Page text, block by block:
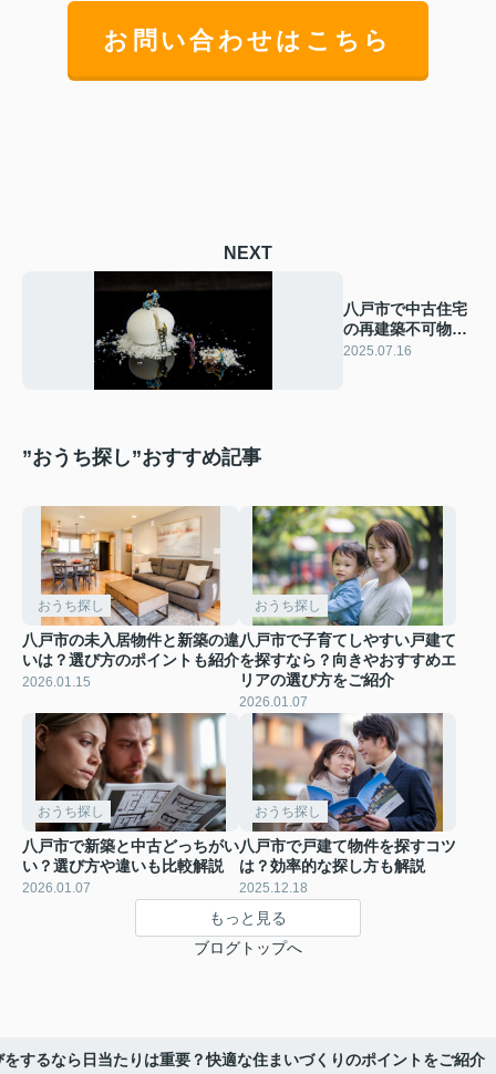
お問い合わせはこちら
NEXT
八戸市で中古住宅
の再建築不可物件
とは？購入時の注
2025.07.16
”おうち探し”おすすめ記事
おうち探し
八戸市の未入居物件と新築の違
いは？選び方のポイントも紹介
2026.01.15
おうち探し
八戸市で子育てしやすい戸建て
を探すなら？向きやおすすめエ
リアの選び方をご紹介
2026.01.07
おうち探し
八戸市で新築と中古どっちがい
い？選び方や違いも比較解説
2026.01.07
おうち探し
八戸市で戸建て物件を探すコツ
は？効率的な探し方も解説
2025.12.18
もっと見る
ブログトップへ
するなら日当たりは重要？快適な住まいづくりのポイントをご紹介